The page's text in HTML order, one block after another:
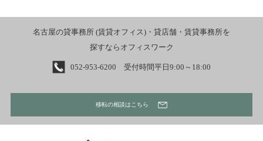
名古屋の貸事務所 (賃貸オフィス)・貸店舗・賃貸事務所を
探すならオフィスワーク
052-953-6200 受付時間平日9:00～18:00
移転の相談はこちら